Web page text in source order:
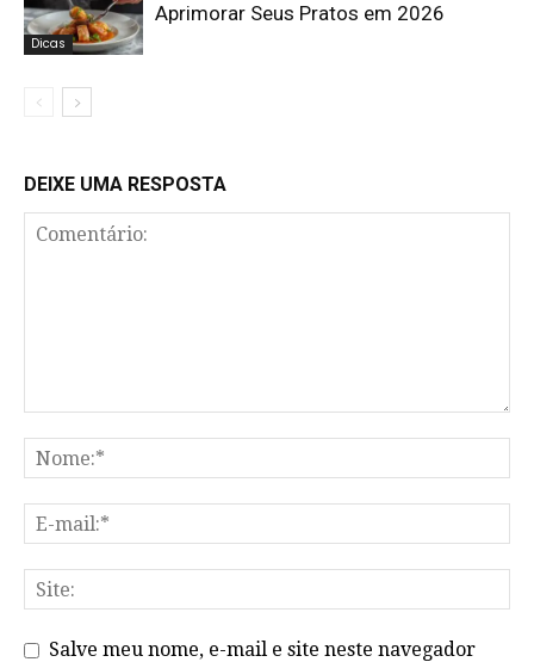
Dicas
Aprimorar Seus Pratos em 2026
DEIXE UMA RESPOSTA
Salve meu nome, e-mail e site neste navegador